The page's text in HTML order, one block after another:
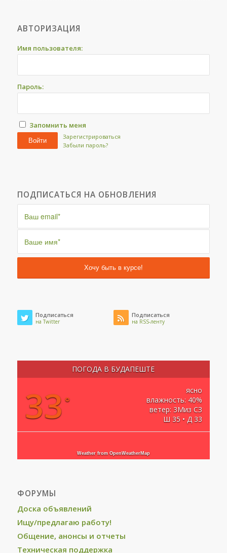
АВТОРИЗАЦИЯ
Имя пользователя:
Пароль:
Запомнить меня
Войти
Зарегистрироваться
Забыли пароль?
ПОДПИСАТЬСЯ НА ОБНОВЛЕНИЯ
Подписаться
на Twitter
Подписаться
на RSS-ленту
ПОГОДА В БУДАПЕШТЕ
33°
ясно
влажность: 40%
ветер: 3Миз СЗ
Ш 35 • Д 33
Weather from OpenWeatherMap
ФОРУМЫ
Доска объявлений
Ищу/предлагаю работу!
Общение, анонсы и отчеты
Техническая поддержка